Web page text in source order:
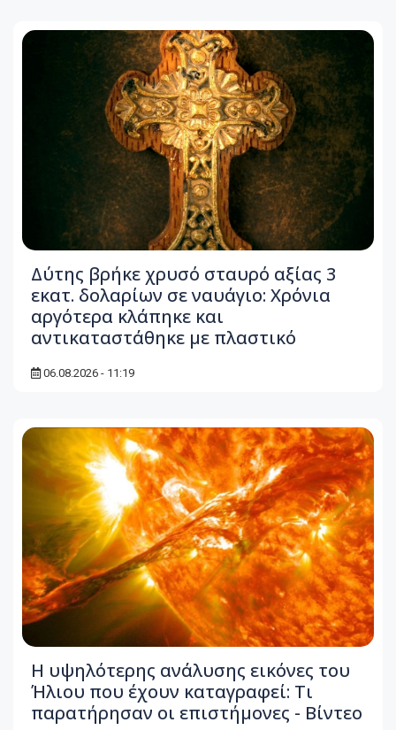
Δύτης βρήκε χρυσό σταυρό αξίας 3
εκατ. δολαρίων σε ναυάγιο: Χρόνια
αργότερα κλάπηκε και
αντικαταστάθηκε με πλαστικό
06.08.2026 - 11:19
Η υψηλότερης ανάλυσης εικόνες του
Ήλιου που έχουν καταγραφεί: Τι
παρατήρησαν οι επιστήμονες - Βίντεο